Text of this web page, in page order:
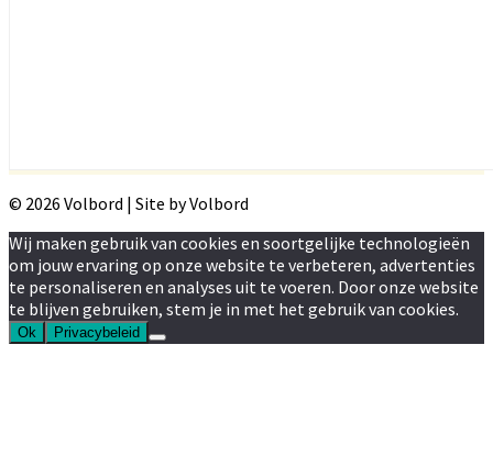
© 2026 Volbord | Site by Volbord
Wij maken gebruik van cookies en soortgelijke technologieën
om jouw ervaring op onze website te verbeteren, advertenties
te personaliseren en analyses uit te voeren. Door onze website
te blijven gebruiken, stem je in met het gebruik van cookies.
Ok Privacybeleid